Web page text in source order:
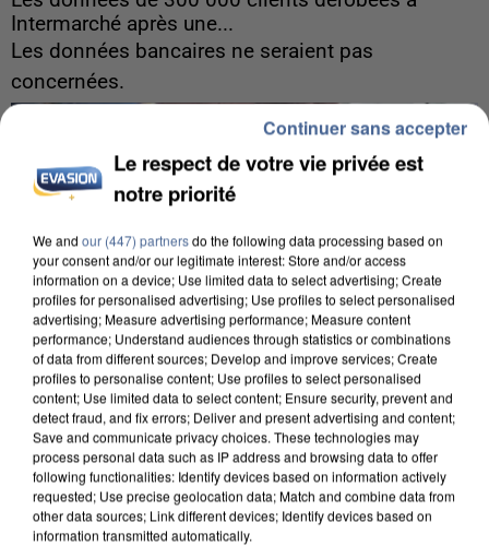
Intermarché après une...
Les données bancaires ne seraient pas
concernées.
7 août 2026
Un second cadre de la DZ Mafia interpellé en
Algérie
Le respect de votre vie privée est
notre priorité
We and our (447) partnersdo the following data processing based on
your consent and/or our legitimate interest: Store and/or access
information on a device; Use limited data to select advertising; Create
profiles for personalised advertising; Use profiles to select personalised
advertising; Measure advertising performance; Measure content
performance; Understand audiences through statistics or combinations
of data from different sources; Develop and improve services; Create
profiles to personalise content; Use profiles to select personalised
content; Use limited data to select content; Ensure security, prevent and
detect fraud, and fix errors; Deliver and present advertising and content;
Save and communicate privacy choices. These technologies may
process personal data such as IP address and browsing data to offer
following functionalities: Identify devices based on information actively
requested; Use precise geolocation data; Match and combine data from
other data sources; Link different devices; Identify devices based on
information transmitted automatically.
Continuer sans accepter